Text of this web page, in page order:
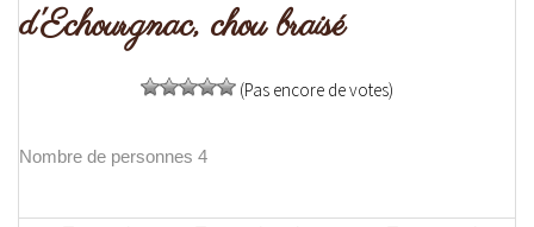
d'Echourgnac, chou braisé
(Pas encore de votes)
Nombre de personnes 4